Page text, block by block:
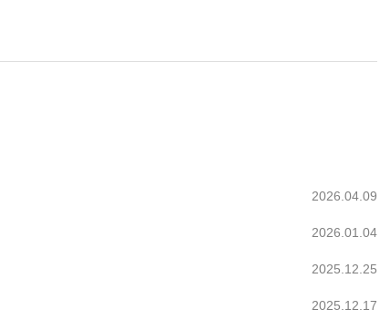
2026.04.09
2026.01.04
2025.12.25
2025.12.17